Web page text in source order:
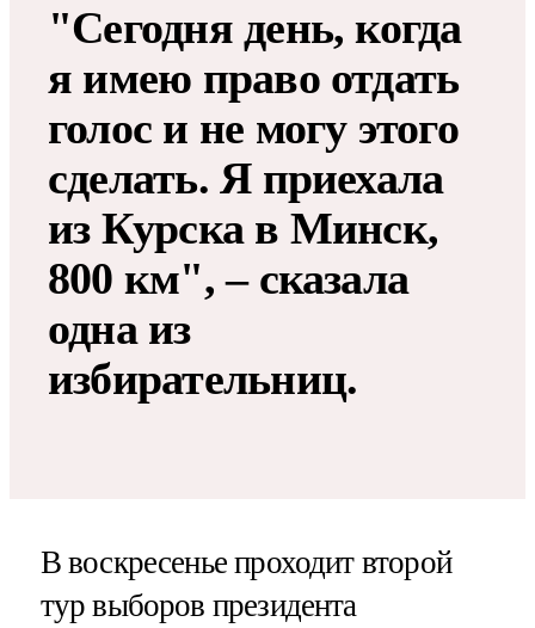
"Сегодня день, когда
я имею право отдать
голос и не могу этого
сделать. Я приехала
из Курска в Минск,
800 км", – сказала
одна из
избирательниц.
В воскресенье проходит второй
тур выборов президента